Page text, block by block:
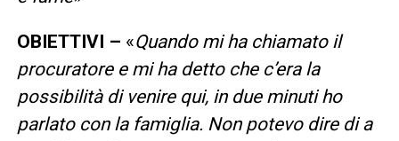
OBIETTIVI – «Quando mi ha chiamato il
procuratore e mi ha detto che c’era la
possibilità di venire qui, in due minuti ho
parlato con la famiglia. Non potevo dire di a